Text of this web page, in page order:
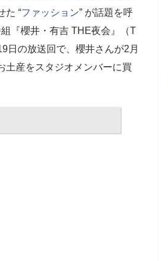
た “ファッション” が話題を呼
『櫻井・有吉 THE夜会』（T
日の放送回で、櫻井さんが2月
土産をスタジオメンバーに買